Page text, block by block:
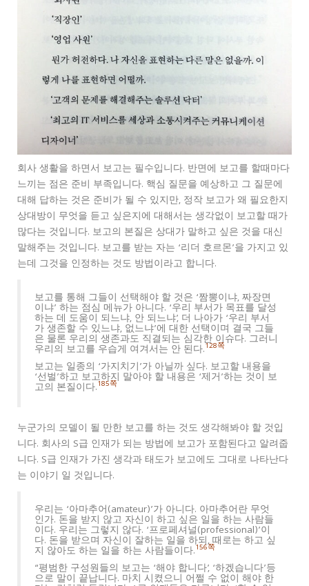
회사 생활을 하면서 보고는 필수입니다. 반면에 보고를 할때마다
느끼는 점은 준비 부족입니다. 핵심 질문을 예상하고 그 질문에
대해 답하는 것은 준비가 될 수 있지만, 정작 보고가 왜 필요한지
상대방이 무엇을 듣고 싶은지에 대해서는 생각없이 보고할 때가
많다는 것입니다. 보고의 본질은 상대가 말하고 싶은 것을 대신
말해주는 것입니다. 보고를 받는 자는 ‘리더 호르몬’을 가지고 있
는데 그것을 인정하는 것도 방법이라고 합니다.
보고를 통해 그들이 선택해야 할 것은 ‘짬뽕이냐, 짜장면
이냐’ 하는 점심 메뉴가 아니다. ‘우리 부서가 목표를 달성
하는 데 도움이 되느냐, 안 되느냐’, 더 나아가 ‘우리 부서
가 생존할 수 있느냐, 없느냐’에 대한 선택이며 결국 그들
은 물론 우리의 생존과도 직결되는 심각한 이슈다. 그러니
우리의 보고를 우습게 여겨서는 안 된다.128쪽
보고는 일종의 ‘가지치기’가 아닐까 싶다. 보고할 내용을
‘선벌’하고 보고하지 말아야 할 내용은 ‘제거’하는 것이 보
고의 본질이다.185쪽
누군가의 모델이 될 만한 보고를 하는 것도 생각해봐야 할 것입
니다. 회사의 S급 인재가 되는 방법에 보고가 포함된다고 알려줍
니다. S급 인재가 가진 생각과 태도가 보고에도 그대로 나타난다
는 이야기 일 것입니다.
우리는 ‘아마추어(amateur)’가 아니다. 아마추어란 무엇
인가. 돈을 받지 않고 자신이 하고 싶은 일을 하는 사람들
이다. 우리는 그렇지 않다. ‘프로페셔널(professional)’이
다. 돈을 받으며 자신이 잘하는 일을 하되, 때로는 하고 싶
지 않아도 하는 일을 하는 사람들이다.156쪽
“평범한 구성원들의 보고는 ‘해야 합니다’, ‘하겠습니다’등
으로 말이 끝납니다. 마치 시켰으니 어쩔 수 없이 해야 한